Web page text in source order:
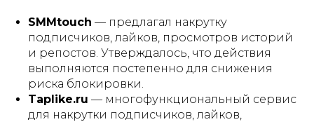
SMMtouch — предлагал накрутку
подписчиков, лайков, просмотров историй
и репостов. Утверждалось, что действия
выполняются постепенно для снижения
риска блокировки.
Taplike.ru — многофункциональный сервис
для накрутки подписчиков, лайков,